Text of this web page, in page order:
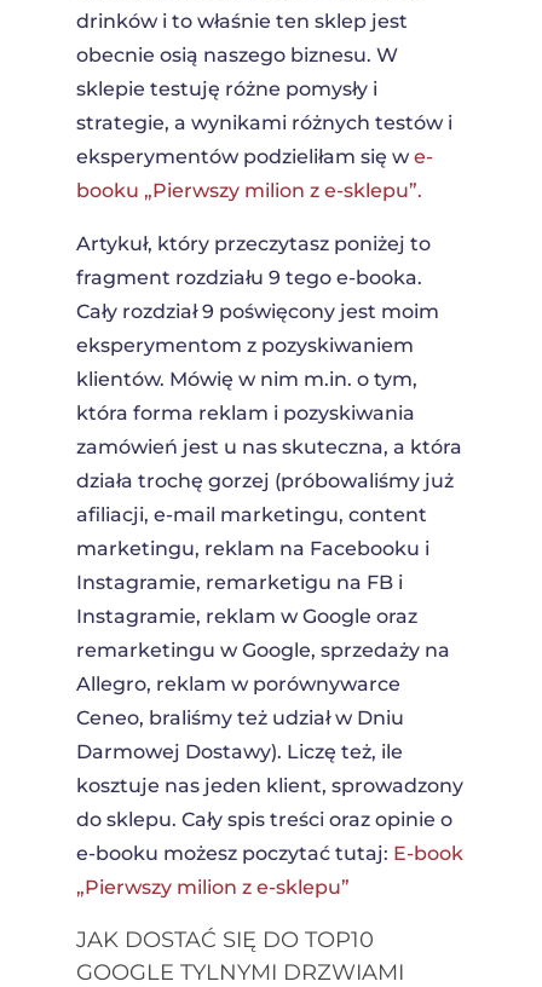
drinków i to właśnie ten sklep jest
obecnie osią naszego biznesu. W
sklepie testuję różne pomysły i
strategie, a wynikami różnych testów i
eksperymentów podzieliłam się w e-
booku „Pierwszy milion z e-sklepu”.
Artykuł, który przeczytasz poniżej to
fragment rozdziału 9 tego e-booka.
Cały rozdział 9 poświęcony jest moim
eksperymentom z pozyskiwaniem
klientów. Mówię w nim m.in. o tym,
która forma reklam i pozyskiwania
zamówień jest u nas skuteczna, a która
działa trochę gorzej (próbowaliśmy już
afiliacji, e-mail marketingu, content
marketingu, reklam na Facebooku i
Instagramie, remarketigu na FB i
Instagramie, reklam w Google oraz
remarketingu w Google, sprzedaży na
Allegro, reklam w porównywarce
Ceneo, braliśmy też udział w Dniu
Darmowej Dostawy). Liczę też, ile
kosztuje nas jeden klient, sprowadzony
do sklepu. Cały spis treści oraz opinie o
e-booku możesz poczytać tutaj: E-book
„Pierwszy milion z e-sklepu”
JAK DOSTAĆ SIĘ DO TOP10
GOOGLE TYLNYMI DRZWIAMI